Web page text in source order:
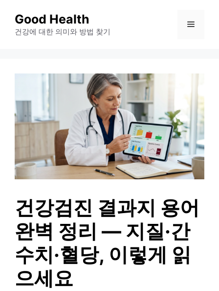
Good Health
건강에 대한 의미와 방법 찾기
메
건강검진 결과지 용어
완벽 정리 — 지질·간
수치·혈당, 이렇게 읽
으세요